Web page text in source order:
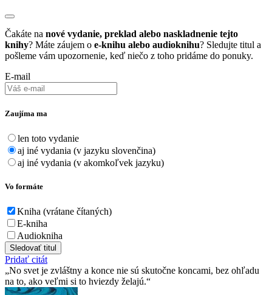
Čakáte na nové vydanie, preklad alebo naskladnenie tejto
knihy? Máte záujem o e-knihu alebo audioknihu? Sledujte titul a
pošleme vám upozornenie, keď niečo z toho pridáme do ponuky.
E-mail
Zaujíma ma
len toto vydanie
aj iné vydania (v jazyku slovenčina)
aj iné vydania (v akomkoľvek jazyku)
Vo formáte
Kniha (vrátane čítaných)
E-kniha
Audiokniha
Sledovať titul
Pridať citát
No svet je zvláštny a konce nie sú skutočne koncami, bez ohľadu
na to, ako veľmi si to hviezdy želajú.